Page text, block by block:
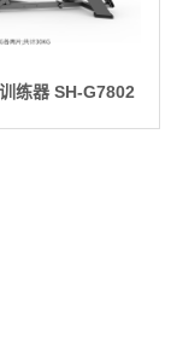
练器 SH-G7802